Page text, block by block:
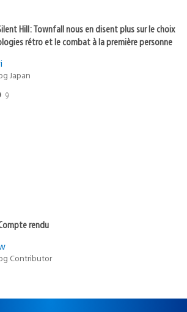
Hill: Townfall nous en disent plus sur le choix
rétro et le combat à la première personne
Japan
9
rendu
Contributor